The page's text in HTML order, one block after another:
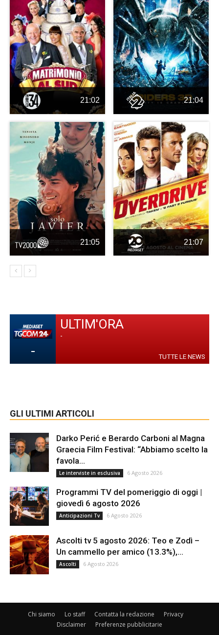
21:02 21:04
21:05 21:07
-
ULTIM'ORA
-
TUTTE LE NEWS
GLI ULTIMI ARTICOLI
Darko Perić e Berardo Carboni al Magna
Graecia Film Festival: “Abbiamo scelto la
favola...
Le interviste in esclusiva 6 Agosto 2026
Programmi TV del pomeriggio di oggi |
giovedì 6 agosto 2026
Anticipazioni Tv 6 Agosto 2026
Ascolti tv 5 agosto 2026: Teo e Zodì –
Un cammello per amico (13.3%),...
Ascolti 6 Agosto 2026
Chi siamo Lo staff Contatta la redazione
Privacy
Disclaimer
Preferenze pubblicitarie